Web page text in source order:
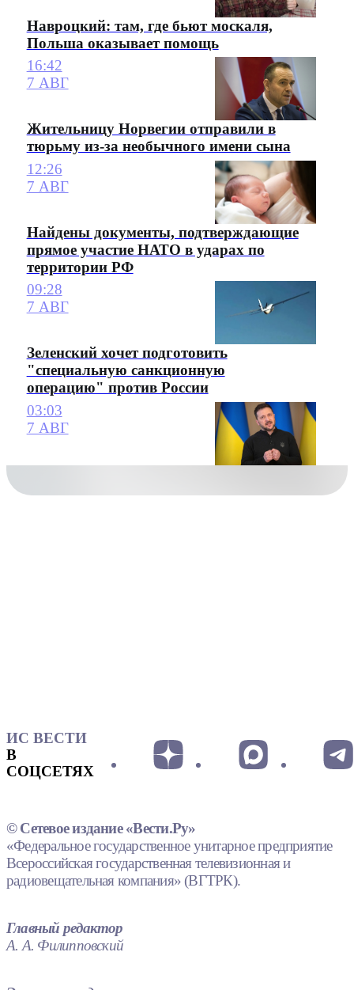
Навроцкий: там, где бьют москаля,
Польша оказывает помощь
16:42
7 АВГ
Жительницу Норвегии отправили в
тюрьму из-за необычного имени сына
12:26
7 АВГ
Найдены документы, подтверждающие
прямое участие НАТО в ударах по
территории РФ
09:28
7 АВГ
Зеленский хочет подготовить
"специальную санкционную
операцию" против России
03:03
7 АВГ
ИС ВЕСТИ
В
СОЦСЕТЯХ
© Сетевое издание «Вести.Ру»
«Федеральное государственное унитарное предприятие
Всероссийская государственная телевизионная и
радиовещательная компания» (ВГТРК).
Главный редактор
А. А. Филипповский